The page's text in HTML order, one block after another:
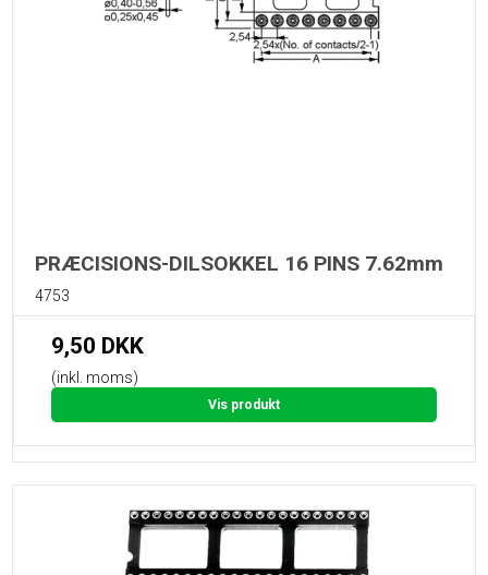
PRÆCISIONS-DILSOKKEL 16 PINS 7.62mm
4753
9,50 DKK
(inkl. moms)
Vis produkt